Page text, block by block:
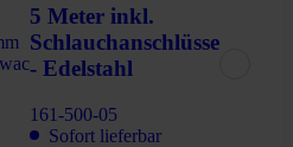
5 Meter inkl.
Schlauchanschlüsse
- Edelstahl
161-500-05
Sofort lieferbar